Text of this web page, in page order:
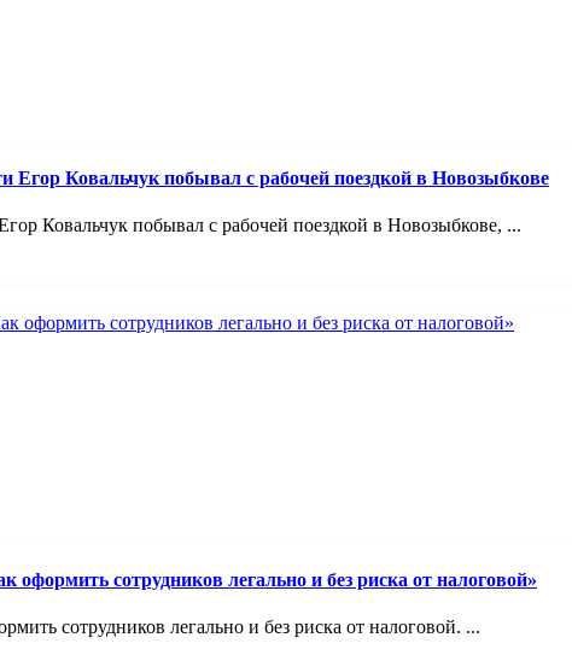
Егор Ковальчук побывал с рабочей поездкой в Новозыбкове
Ковальчук побывал с рабочей поездкой в Новозыбкове, ...
сотрудников легально и без риска от налоговой»
сотрудников легально и без риска от налоговой. ...